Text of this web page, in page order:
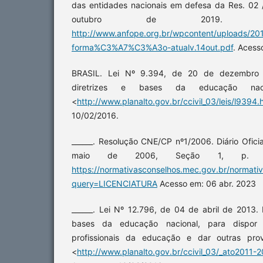
das entidades nacionais em defesa da Res.
outubro de 2019.
http://www.anfope.org.br/wpcontent/uploads/
forma%C3%A7%C3%A3o-atualv.14out.pdf.
BRASIL. Lei Nº 9.394, de 20 de
diretrizes e bases da educação
<http://www.planalto.gov.br/ccivil_03/leis/
10/02/2016.
______. Resolução CNE/CP nº1/2006. Diário
maio de 2006, Seção 1, p.
https://normativasconselhos.mec.gov.br/
query=LICENCIATURA Acesso em: 06 abr. 2023
______. Lei Nº 12.796, de 04 de abril de
bases da educação nacional, para
profissionais da educação e dar outras
<http://www.planalto.gov.br/ccivil_03/_ato2011-